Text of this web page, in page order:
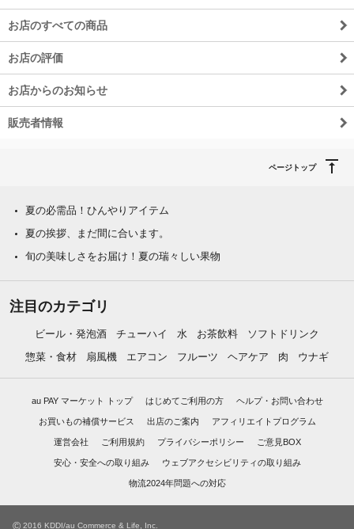
お店のすべての商品
お店の評価
お店からのお知らせ
販売者情報
ページトップ
夏の必需品！ひんやりアイテム
夏の挨拶、まだ間に合います。
旬の美味しさをお届け！夏の瑞々しい果物
注目のカテゴリ
ビール・発泡酒 チューハイ 水 お茶飲料
ソフトドリンク
惣菜・食材
扇風機 エアコン フルーツ ヘアケア 肉 ウナギ
au PAY マーケット トップ はじめてご利用の方 ヘルプ・お問い合わせ
お買いもの補償サービス 出店のご案内 アフィリエイトプログラム
運営会社 ご利用規約 プライバシーポリシー ご意見BOX
安心・安全への取り組み ウェブアクセシビリティの取り組み
物流2024年問題への対応
© 2016 KDDI/au Commerce & Life, Inc.